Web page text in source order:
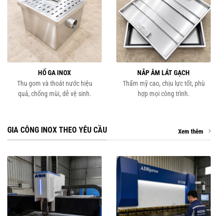
HỐ GA INOX
Thu gom và thoát nước hiệu
quả, chống mùi, dễ vệ sinh.
NẮP ÂM LÁT GẠCH
Thẩm mỹ cao, chịu lực tốt, phù
hợp mọi công trình.
GIA CÔNG INOX THEO YÊU CẦU Xem thêm